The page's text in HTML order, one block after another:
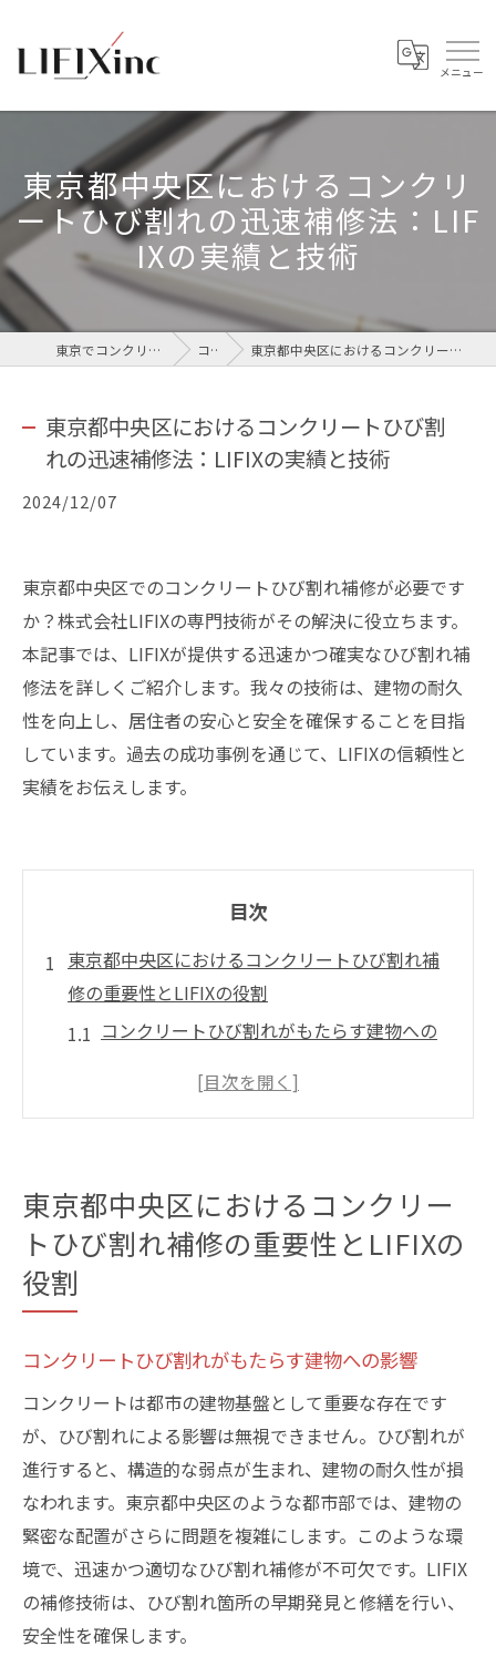
東京都中央区におけるコンクリ
ートひび割れの迅速補修法：LIF
IXの実績と技術
東京でコンクリートなら株式会社LIFIX コラム 東京都中央区におけるコンクリートひび割れの迅速補修法：LIFIXの実績と技術
東京都中央区におけるコンクリートひび割
れの迅速補修法：LIFIXの実績と技術
2024/12/07
東京都中央区でのコンクリートひび割れ補修が必要です
か？株式会社LIFIXの専門技術がその解決に役立ちます。
本記事では、LIFIXが提供する迅速かつ確実なひび割れ補
修法を詳しくご紹介します。我々の技術は、建物の耐久
性を向上し、居住者の安心と安全を確保することを目指
しています。過去の成功事例を通じて、LIFIXの信頼性と
実績をお伝えします。
目次
東京都中央区におけるコンクリートひび割れ補
修の重要性とLIFIXの役割
コンクリートひび割れがもたらす建物への
東京都中央区の都市構造と補修ニーズ
LIFIXの補修技術が支持される背景
中央区の建物保護に欠かせない補修サービ
耐久性を左右するひび割れ補修の技術
LIFIXが採用する最新の施工技術
持続可能な建物維持のための補修戦略
効果的なひび割れ補修で建物価値を保つ
高精度な補修技術がもたらす長期的効果
建物の寿命を延ばすための実践的アプロー
チ
LIFIXの迅速補修技術が安心と安全を提供する理
由
東京都中央区におけるコンクリー
トひび割れ補修の重要性とLIFIXの
役割
コンクリートひび割れがもたらす建物への影響
コンクリートは都市の建物基盤として重要な存在です
が、ひび割れによる影響は無視できません。ひび割れが
進行すると、構造的な弱点が生まれ、建物の耐久性が損
なわれます。東京都中央区のような都市部では、建物の
緊密な配置がさらに問題を複雑にします。このような環
境で、迅速かつ適切なひび割れ補修が不可欠です。LIFIX
の補修技術は、ひび割れ箇所の早期発見と修繕を行い、
安全性を確保します。